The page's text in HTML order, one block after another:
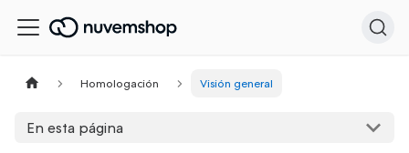
Homologación Visión general
En esta página